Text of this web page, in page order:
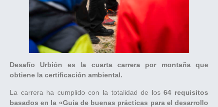
Desafío Urbión es la cuarta carrera por montaña que
obtiene la certificación ambiental.
La carrera ha cumplido con la totalidad de los64 requisitos
basados en la «Guía de buenas prácticas para el desarrollo